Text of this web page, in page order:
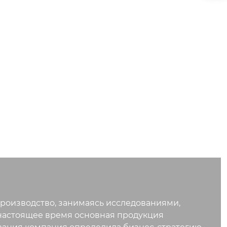
занимаясь исследованиями,
время основная продукция